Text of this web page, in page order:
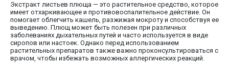
Экстракт листьев плюща — это растительное средство, которое
имеет отхаркивающее и противовоспалительное действие. Он
помогает облегчить кашель, разжижая мокроту и способствуя ее
выведению. Плющ может быть полезен при различных
заболеваниях дыхательных путей и часто используется в виде
сиропов или настоек. Однако перед использованием
растительных препаратов также важно проконсультироваться с
врачом, чтобы избежать возможных аллергических реакций.